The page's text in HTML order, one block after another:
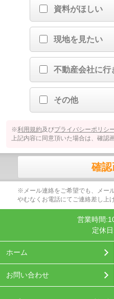
資料がほしい
現地を見たい
不動産会社に行
その他
※利用規約及びプライバシーポリシ
上記内容に同意頂いた場合は、確認
確
※メール連絡をご希望でも、メー
やむなくお電話にてご連絡差し上
営業時間
定休
ホーム
お問い合わせ